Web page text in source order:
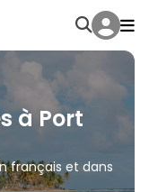
à Port
français et dans